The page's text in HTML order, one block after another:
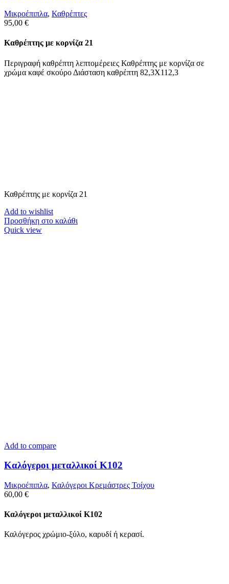
Μικροέπιπλα, Καθρέπτες
95,00 €
Καθρέπτης με κορνίζα 21
Περιγραφή καθρέπτη λεπτομέρειες Καθρέπτης με κορνίζα σε
χρώμα καφέ σκούρο Διάσταση καθρέπτη 82,3Χ112,3
Καθρέπτης με κορνίζα 21
Add to wishlist
Προσθήκη στο καλάθι
Quick view
Add to compare
Καλόγεροι μεταλλικοί K102
Μικροέπιπλα, Καλόγεροι Κρεμάστρες Τοίχου
60,00 €
Καλόγεροι μεταλλικοί K102
Καλόγερος χρώμιο-ξύλο, καρυδί ή κερασί.